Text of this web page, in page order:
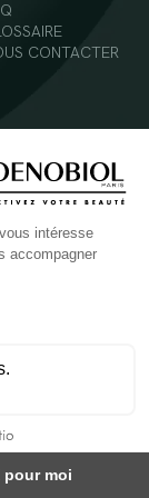
CONTACTER
PAR JOUR -
d'un mode de vie sain et
varié et équilibré.
avant l'utilisation.